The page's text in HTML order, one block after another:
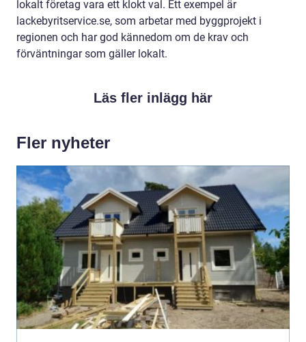
lokalt företag vara ett klokt val. Ett exempel är
lackebyritservice.se, som arbetar med byggprojekt i
regionen och har god kännedom om de krav och
förväntningar som gäller lokalt.
Läs fler inlägg här
Fler nyheter